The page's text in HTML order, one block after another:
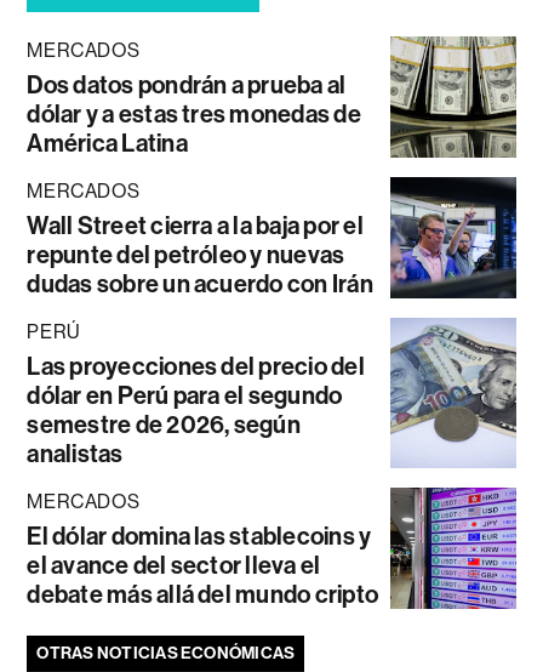
MERCADOS
Dos datos pondrán a prueba al
dólar y a estas tres monedas de
América Latina
MERCADOS
Wall Street cierra a la baja por el
repunte del petróleo y nuevas
dudas sobre un acuerdo con Irán
PERÚ
Las proyecciones del precio del
dólar en Perú para el segundo
semestre de 2026, según
analistas
MERCADOS
El dólar domina las stablecoins y
el avance del sector lleva el
debate más allá del mundo cripto
OTRAS NOTICIAS ECONÓMICAS